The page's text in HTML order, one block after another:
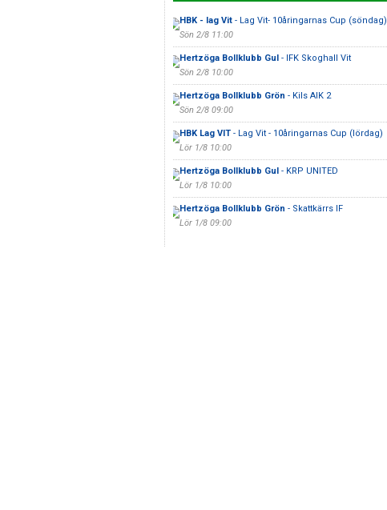
HBK - lag Vit- Lag Vit- 10åringarnas Cup (söndag)
Sön 2/8 11:00
Hertzöga Bollklubb Gul- IFK Skoghall Vit
Sön 2/8 10:00
Hertzöga Bollklubb Grön - Kils AIK 2
Sön 2/8 09:00
HBK Lag VIT- Lag Vit - 10åringarnas Cup (lördag)
Lör 1/8 10:00
Hertzöga Bollklubb Gul- KRP UNITED
Lör 1/8 10:00
Hertzöga Bollklubb Grön - Skattkärrs IF
Lör 1/8 09:00